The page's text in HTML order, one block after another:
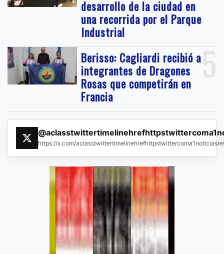
desarrollo de la ciudad en
una recorrida por el Parque
Industrial
5
Berisso: Cagliardi recibió a
integrantes de Dragones
Rosas que competirán en
Francia
https://x.com/